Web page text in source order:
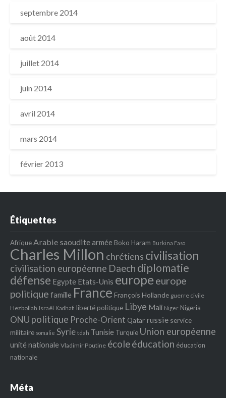
septembre 2014
août 2014
juillet 2014
juin 2014
avril 2014
mars 2014
février 2013
Étiquettes
AfriqueArabie saoudite armée Boko Haram Burkina Faso
Charles Millon chrétiens civilisation
civilisation européenne Daech diplomatie
défense Egypte Etats‐Unis europeeurope
politique famille France François Hollande guerre civile
Hezbollah Israël Kadhafi liberté politique Libye Mali Niger Nigeria
ONU politique Proche-Orient Qatar russie service
militaire somalie Syrie tdah Tunisie Turquie Union européenne
unité nationale Vladimir Poutine écoleéducation éducation
nationale
Méta